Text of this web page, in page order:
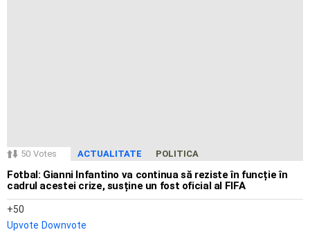
50 Votes ACTUALITATE POLITICA
Fotbal: Gianni Infantino va continua să reziste în funcție în
cadrul acestei crize, susține un fost oficial al FIFA
50
Upvote Downvote